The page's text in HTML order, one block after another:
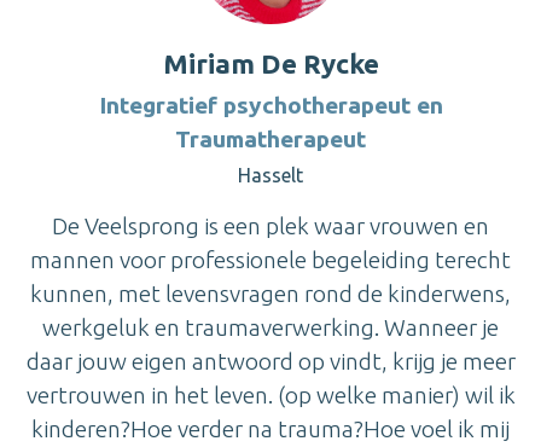
Miriam De Rycke
Integratief psychotherapeut en
Traumatherapeut
Hasselt
De Veelsprong is een plek waar vrouwen en
mannen voor professionele begeleiding terecht
kunnen, met levensvragen rond de kinderwens,
werkgeluk en traumaverwerking. Wanneer je
daar jouw eigen antwoord op vindt, krijg je meer
vertrouwen in het leven. (op welke manier) wil ik
kinderen?Hoe verder na trauma?Hoe voel ik mij